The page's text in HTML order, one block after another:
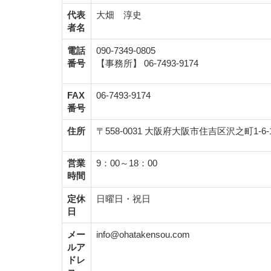
代表
者名
大畑 淳史
電話
番号
090-7349-0805
【事務所】 06-7493-9174
FAX
番号
06-7493-9174
住所 〒558-0031 大阪府大阪市住吉区沢之町1-6-
営業
時間
9：00～18：00
定休
日
日曜日・祝日
メー
ルア
ドレ
info@ohatakensou.com